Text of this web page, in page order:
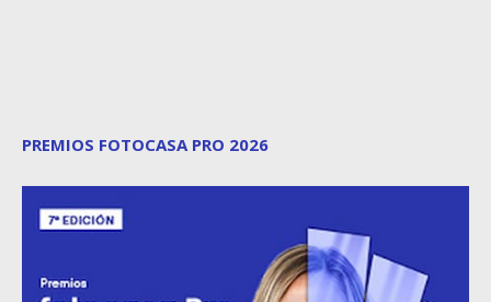
PREMIOS FOTOCASA PRO 2026